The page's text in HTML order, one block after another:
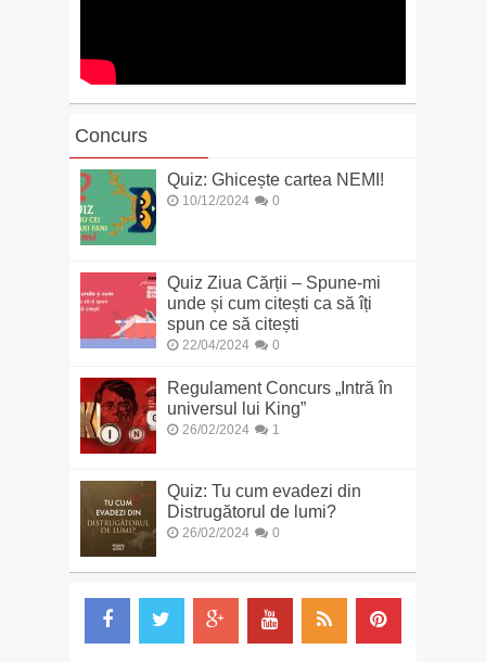
Concurs
Quiz: Ghicește cartea NEMI!
10/12/2024 0
Quiz Ziua Cărții – Spune-mi
unde și cum citești ca să îți
spun ce să citești
22/04/2024 0
Regulament Concurs „Intră în
universul lui King”
26/02/2024 1
Quiz: Tu cum evadezi din
Distrugătorul de lumi?
26/02/2024 0